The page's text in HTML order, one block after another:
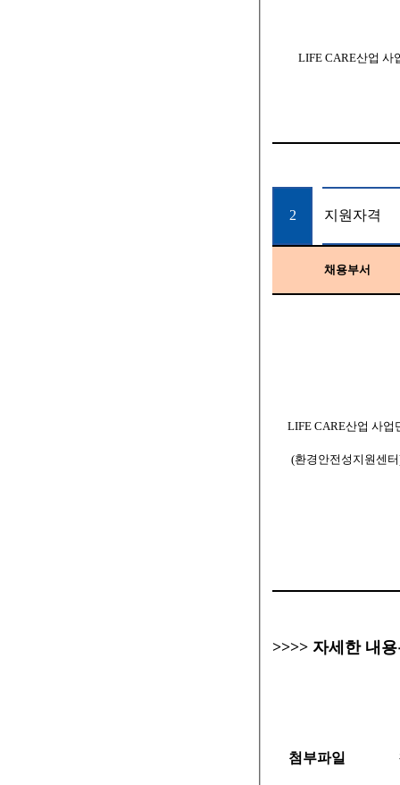
LIFE CARE산업 사
2 지원자격
채용부서
LIFE CARE산업 사업
(환경안전성지원센터
>>>> 자세한 내
첨부파일